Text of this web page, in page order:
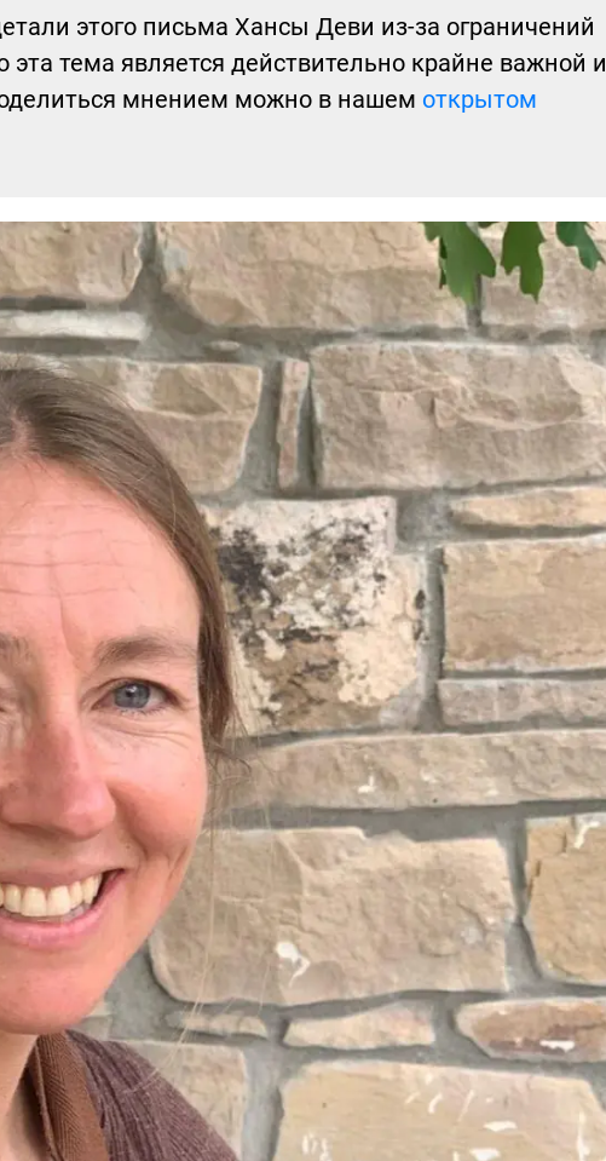
этого письма Хансы Деви из-за ограничений
эта тема является действительно крайне важной и
мнением можно в нашем открытом